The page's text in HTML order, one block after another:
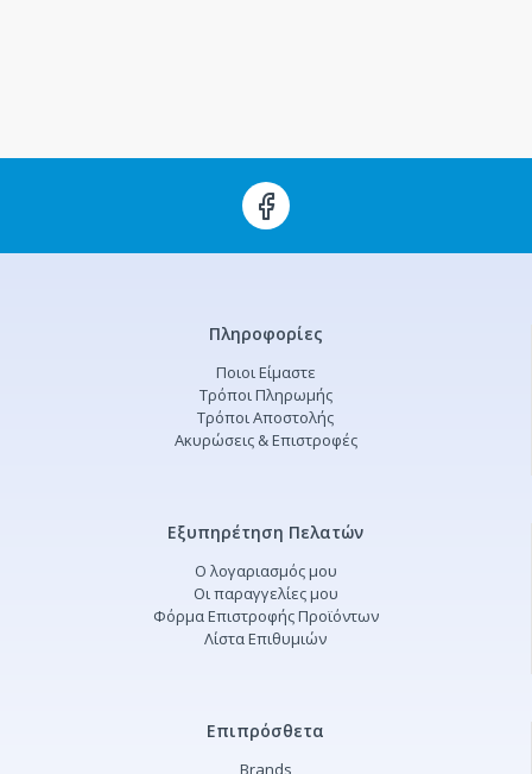
Πληροφορίες
Ποιοι Είμαστε
Τρόποι Πληρωμής
Τρόποι Αποστολής
Ακυρώσεις & Επιστροφές
Εξυπηρέτηση Πελατών
Ο λογαριασμός μου
Οι παραγγελίες μου
Φόρμα Επιστροφής Προϊόντων
Λίστα Επιθυμιών
Επιπρόσθετα
Brands